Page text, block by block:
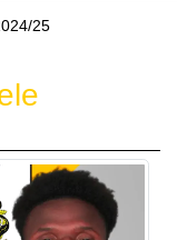
25